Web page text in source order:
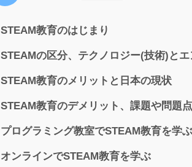
STEAM教育のはじまり
STEAMの区分、テクノロジー(技術)と
STEAM教育のメリットと日本の現状
STEAM教育のデメリット、課題や問題
プログラミング教室でSTEAM教育を学ぶ
オンラインでSTEAM教育を学ぶ